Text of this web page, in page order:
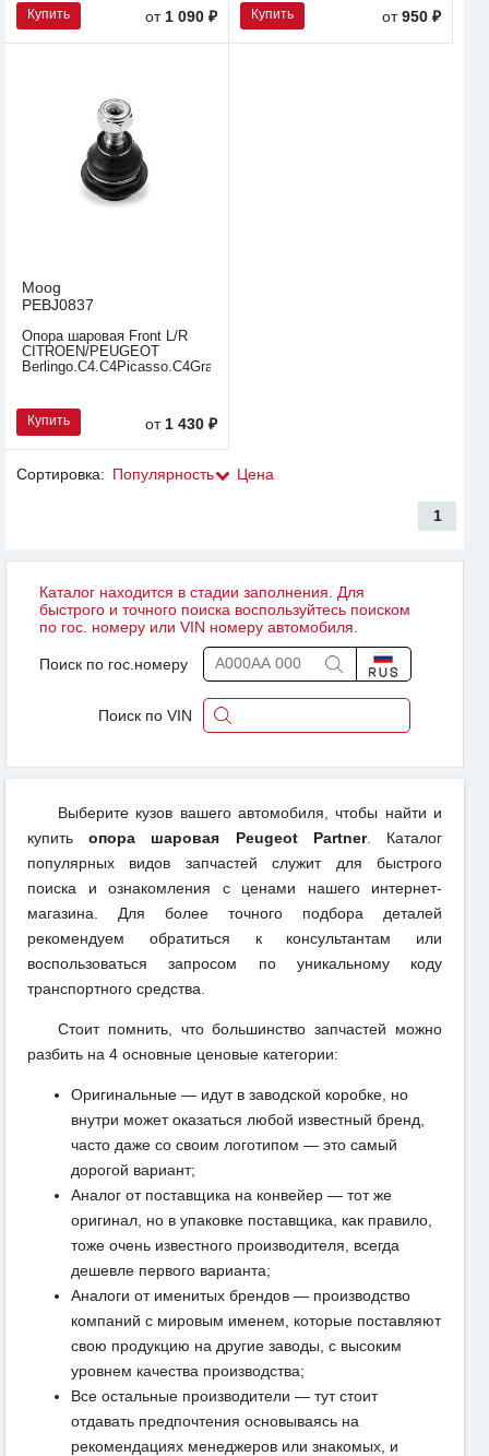
Купить от1 090 ₽ Купить от950 ₽
Moog
PEBJ0837
Опора шаровая Front L/R
CITROEN/PEUGEOT
Berlingo.C4.C4Picasso.C4GrandPicasso.DS4
Купить от 1 430 ₽
Сортировка: Популярность Цена
1
Каталог находится в стадии заполнения. Для
быстрого и точного поиска воспользуйтесь поиском
по гос. номеру или VIN номеру автомобиля.
Поиск по гос.номеру
Поиск по VIN
Выберите кузов вашего автомобиля, чтобы найти и
купитьопора шаровая Peugeot Partner. Каталог
популярных видов запчастей служит для быстрого
поиска и ознакомления с ценами нашего интернет-
магазина. Для более точного подбора деталей
рекомендуем обратиться к консультантам или
воспользоваться запросом по уникальному коду
транспортного средства.
Стоит помнить, что большинство запчастей можно
разбить на 4 основные ценовые категории:
Оригинальные — идут в заводской коробке, но
внутри может оказаться любой известный бренд,
часто даже со своим логотипом — это самый
дорогой вариант;
Аналог от поставщика на конвейер — тот же
оригинал, но в упаковке поставщика, как правило,
тоже очень известного производителя, всегда
дешевле первого варианта;
Аналоги от именитых брендов — производство
компаний с мировым именем, которые поставляют
свою продукцию на другие заводы, с высоким
уровнем качества производства;
Все остальные производители — тут стоит
отдавать предпочтения основываясь на
рекомендациях менеджеров или знакомых, и